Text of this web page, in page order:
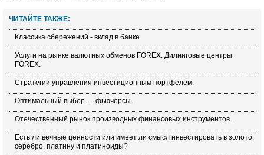
ЧИТАЙТЕ ТАКЖЕ:
Классика сбережений - вклад в банке.
Услуги на рынке валютных обменов FOREX. Дилинговые центры
FOREX.
Стратегии управления инвестиционным портфелем.
Оптимальный выбор — фьючерсы.
Отечественный рынок производных финансовых инструментов.
Есть ли вечные ценности или имеет ли смысл инвестировать в золото,
серебро, платину и платиноиды?